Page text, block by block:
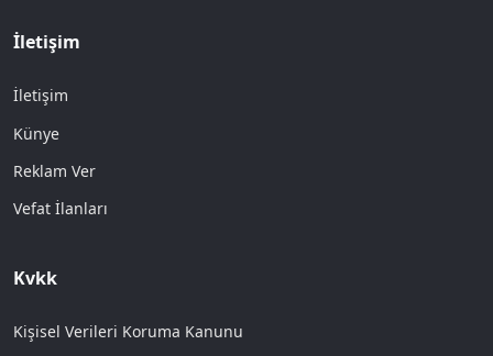
İletişim
İletişim
Künye
Reklam Ver
Vefat İlanları
Kvkk
Kişisel Verileri Koruma Kanunu